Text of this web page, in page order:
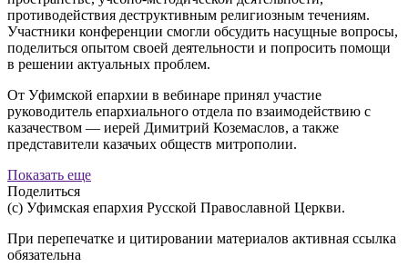
противодействия деструктивным религиозным течениям.
Участники конференции смогли обсудить насущные вопросы,
поделиться опытом своей деятельности и попросить помощи
в решении актуальных проблем.
От Уфимской епархии в вебинаре принял участие
руководитель епархиального отдела по взаимодействию с
казачеством — иерей Димитрий Коземаслов, а также
представители казачьих обществ митрополии.
Показать еще
Поделиться
(с) Уфимская епархия Русской Православной Церкви.
При перепечатке и цитировании материалов активная ссылка
обязательна